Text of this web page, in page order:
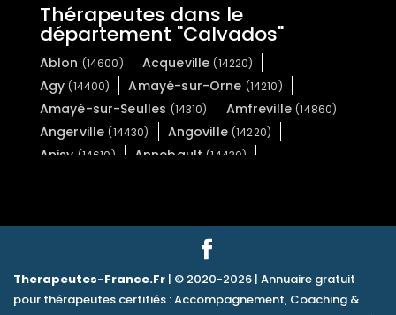
Thérapeutes dans le
département "Calvados"
Ablon (14600) Acqueville (14220)
Agy (14400) Amayé-sur-Orne (14210)
Amayé-sur-Seulles (14310) Amfreville (14860)
Angerville (14430) Angoville (14220)
Anisy (14610) Annebault (14430)
Asnelles(14960) Asnières-en-Bessin(14710)
Aubigny
Aure sur Mer
Aure sur Mer (14710) Aurseulles (14240)
Therapeutes-France.Fr | © 2020-2026 | Annuaire gratuit
pour thérapeutes certifiés : Accompagnement, Coaching &